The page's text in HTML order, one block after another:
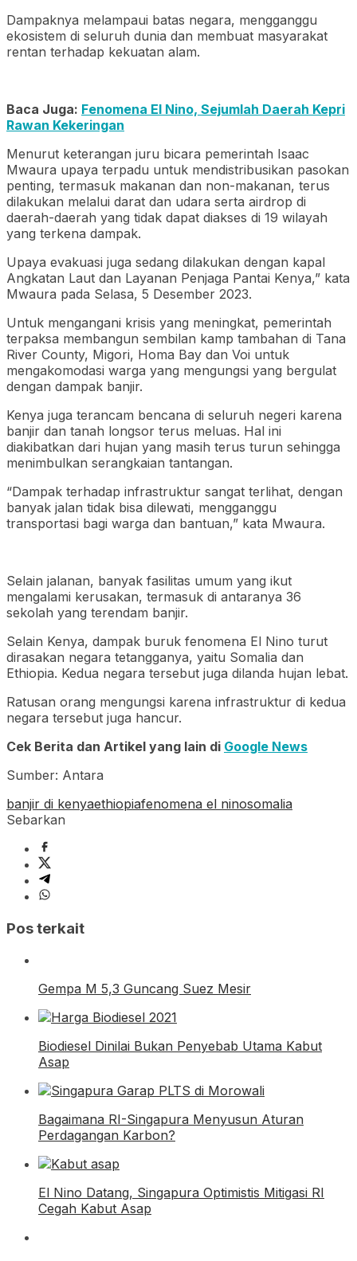
Dampaknya melampaui batas negara, mengganggu
ekosistem di seluruh dunia dan membuat masyarakat
rentan terhadap kekuatan alam.
Baca Juga: Fenomena El Nino, Sejumlah Daerah Kepri
Rawan Kekeringan
Menurut keterangan juru bicara pemerintah Isaac
Mwaura upaya terpadu untuk mendistribusikan pasokan
penting, termasuk makanan dan non-makanan, terus
dilakukan melalui darat dan udara serta airdrop di
daerah-daerah yang tidak dapat diakses di 19 wilayah
yang terkena dampak.
Upaya evakuasi juga sedang dilakukan dengan kapal
Angkatan Laut dan Layanan Penjaga Pantai Kenya,” kata
Mwaura pada Selasa, 5 Desember 2023.
Untuk mengangani krisis yang meningkat, pemerintah
terpaksa membangun sembilan kamp tambahan di Tana
River County, Migori, Homa Bay dan Voi untuk
mengakomodasi warga yang mengungsi yang bergulat
dengan dampak banjir.
Kenya juga terancam bencana di seluruh negeri karena
banjir dan tanah longsor terus meluas. Hal ini
diakibatkan dari hujan yang masih terus turun sehingga
menimbulkan serangkaian tantangan.
“Dampak terhadap infrastruktur sangat terlihat, dengan
banyak jalan tidak bisa dilewati, mengganggu
transportasi bagi warga dan bantuan,” kata Mwaura.
Selain jalanan, banyak fasilitas umum yang ikut
mengalami kerusakan, termasuk di antaranya 36
sekolah yang terendam banjir.
Selain Kenya, dampak buruk fenomena El Nino turut
dirasakan negara tetangganya, yaitu Somalia dan
Ethiopia. Kedua negara tersebut juga dilanda hujan lebat.
Ratusan orang mengungsi karena infrastruktur di kedua
negara tersebut juga hancur.
Cek Berita dan Artikel yang lain di Google News
Sumber: Antara
banjir di kenyaethiopiafenomena el ninosomalia
Sebarkan
Pos terkait
Gempa M 5,3 Guncang Suez Mesir
Biodiesel Dinilai Bukan Penyebab Utama Kabut
Asap
Bagaimana RI-Singapura Menyusun Aturan
Perdagangan Karbon?
El Nino Datang, Singapura Optimistis Mitigasi RI
Cegah Kabut Asap